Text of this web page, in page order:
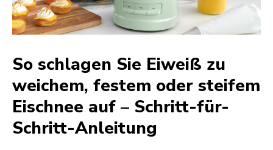
So schlagen Sie Eiweiß zu
weichem, festem oder steifem
Eischnee auf – Schritt-für-
Schritt-Anleitung